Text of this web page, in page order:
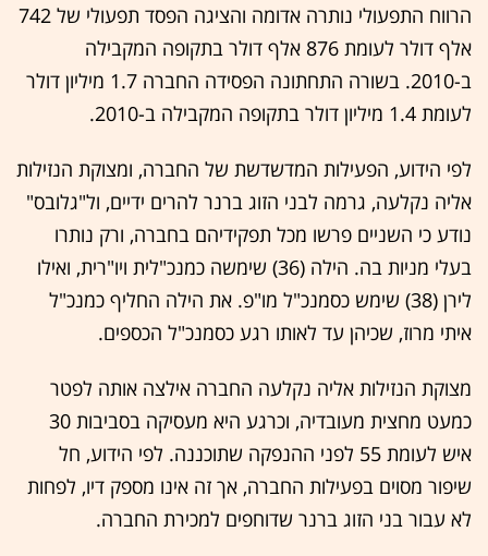
הרווח התפעולי נותרה אדומה והציגה הפסד תפעולי של 742
אלף דולר לעומת 876 אלף דולר בתקופה המקבילה
ב-2010. בשורה התחתונה הפסידה החברה 1.7 מיליון דולר
לעומת 1.4 מיליון דולר בתקופה המקבילה ב-2010.
לפי הידוע, הפעילות המדשדשת של החברה, ומצוקת הנזילות
אליה נקלעה, גרמה לבני הזוג ברנר להרים ידיים, ול"גלובס"
נודע כי השניים פרשו מכל תפקידיהם בחברה, ורק נותרו
בעלי מניות בה. הילה (36) שימשה כמנכ"לית ויו"רית, ואילו
לירן (38) שימש כסמנכ"ל מו"פ. את הילה החליף כמנכ"ל
איתי מרוז, שכיהן עד לאותו רגע כסמנכ"ל הכספים.
מצוקת הנזילות אליה נקלעה החברה אילצה אותה לפטר
כמעט מחצית מעובדיה, וכרגע היא מעסיקה בסביבות 30
איש לעומת 55 לפני ההנפקה שתוכננה. לפי הידוע, חל
שיפור מסוים בפעילות החברה, אך זה אינו מספק דיו, לפחות
לא עבור בני הזוג ברנר שדוחפים למכירת החברה.